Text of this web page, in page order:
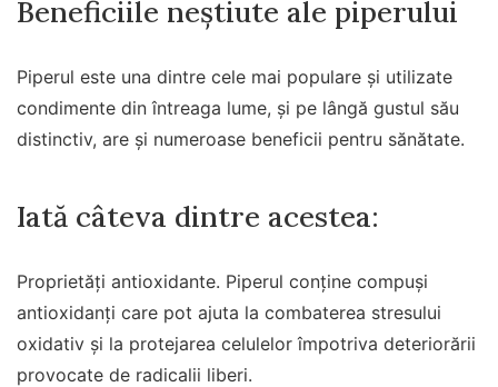
Beneficiile neștiute ale piperului
Piperul este una dintre cele mai populare și utilizate
condimente din întreaga lume, și pe lângă gustul său
distinctiv, are și numeroase beneficii pentru sănătate.
Iată câteva dintre acestea:
Proprietăți antioxidante. Piperul conține compuși
antioxidanți care pot ajuta la combaterea stresului
oxidativ și la protejarea celulelor împotriva deteriorării
provocate de radicalii liberi.